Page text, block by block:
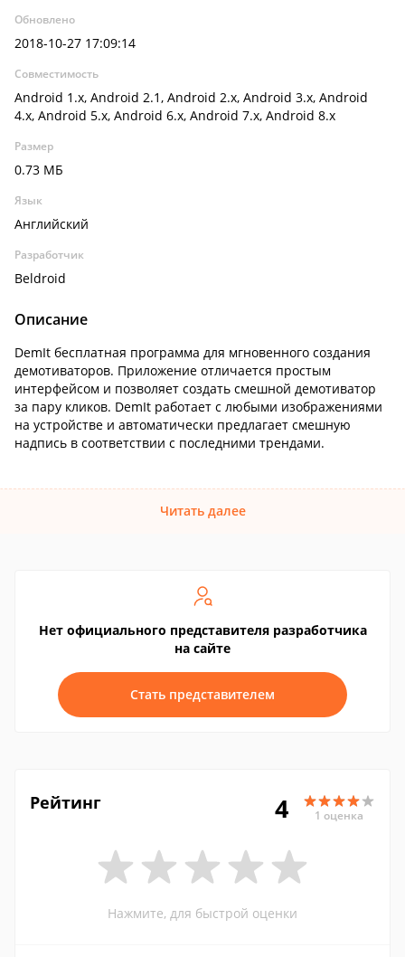
Обновлено
2018-10-27 17:09:14
Совместимость
Android 1.x, Android 2.1, Android 2.x, Android 3.x, Android
4.x, Android 5.x, Android 6.x, Android 7.x, Android 8.x
Размер
0.73 МБ
Язык
Английский
Разработчик
Beldroid
Описание
DemIt бесплатная программа для мгновенного создания
демотиваторов. Приложение отличается простым
интерфейсом и позволяет создать смешной демотиватор
за пару кликов. DemIt работает с любыми изображениями
на устройстве и автоматически предлагает смешную
надпись в соответствии с последними трендами.
Читать далее
Нет официального представителя разработчика
на сайте
Стать представителем
Рейтинг 4 1 оценка
Нажмите, для быстрой оценки